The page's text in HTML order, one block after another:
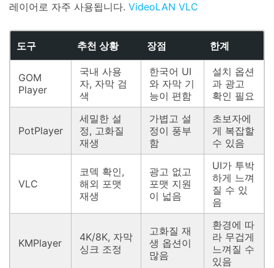
레이어로 자주 사용됩니다. VideoLAN VLC
도구 추천 상황 장점 한계
GOM
Player
국내 사용
자, 자막 검
색
한국어 UI
와 자막 기
능이 편함
설치 옵션
과 광고
확인 필요
PotPlayer
세밀한 설
정, 고화질
재생
가볍고 설
정이 풍부
함
초보자에
게 복잡할
수 있음
VLC
코덱 확인,
해외 포맷
재생
광고 없고
포맷 지원
이 넓음
UI가 투박
하게 느껴
질 수 있
음
KMPlayer
4K/8K, 자막
싱크 조정
고화질 재
생 옵션이
많음
환경에 따
라 무겁게
느껴질 수
있음